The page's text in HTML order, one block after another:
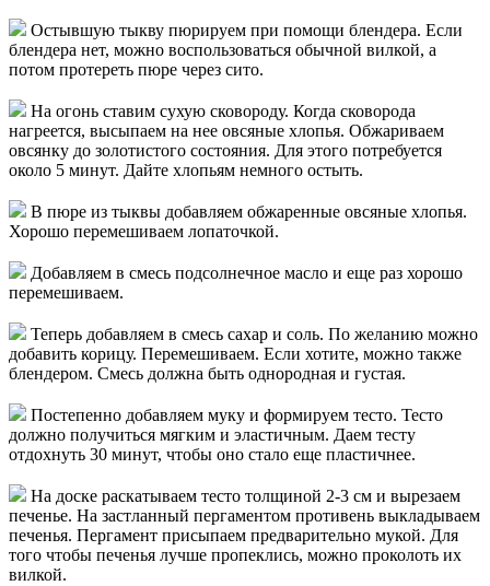
Остывшую тыкву пюрируем при помощи блендера. Если
блендера нет, можно воспользоваться обычной вилкой, а
потом протереть пюре через сито.
На огонь ставим сухую сковороду. Когда сковорода
нагреется, высыпаем на нее овсяные хлопья. Обжариваем
овсянку до золотистого состояния. Для этого потребуется
около 5 минут. Дайте хлопьям немного остыть.
В пюре из тыквы добавляем обжаренные овсяные хлопья.
Хорошо перемешиваем лопаточкой.
Добавляем в смесь подсолнечное масло и еще раз хорошо
перемешиваем.
Теперь добавляем в смесь сахар и соль. По желанию можно
добавить корицу. Перемешиваем. Если хотите, можно также
блендером. Смесь должна быть однородная и густая.
Постепенно добавляем муку и формируем тесто. Тесто
должно получиться мягким и эластичным. Даем тесту
отдохнуть 30 минут, чтобы оно стало еще пластичнее.
На доске раскатываем тесто толщиной 2-3 см и вырезаем
печенье. На застланный пергаментом противень выкладываем
печенья. Пергамент присыпаем предварительно мукой. Для
того чтобы печенья лучше пропеклись, можно проколоть их
вилкой.